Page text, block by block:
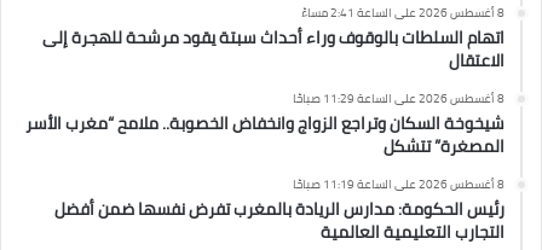
8 أغسطس 2026 على الساعة 2:41 مساءً
اتهام السلطات بالوقوف وراء أحداث سبتة يقود مرشحة للهجرة إلى
الاعتقال
8 أغسطس 2026 على الساعة 11:29 صباحًا
شيخوخة السكان وتراجع الزواج وانخفاض الخصوبة.. ملامح “مغرب الأسر
المصغرة” تتشكل
8 أغسطس 2026 على الساعة 11:19 صباحًا
رئيس الحكومة: مدارس الريادة بالمغرب تفرض نفسها ضمن أفضل
التجارب التعليمية العالمية